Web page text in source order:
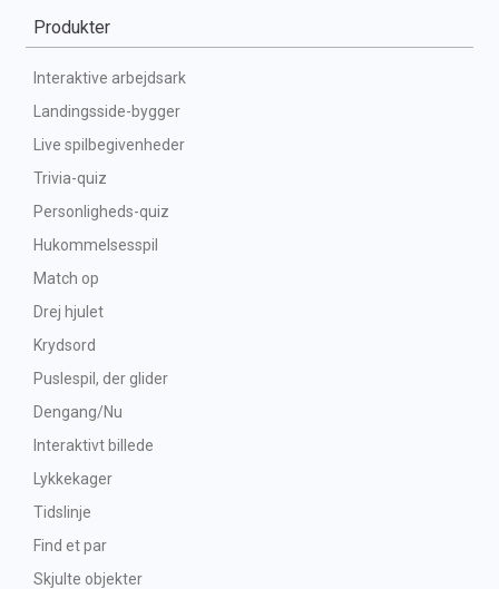
Produkter
Interaktive arbejdsark
Landingsside-bygger
Live spilbegivenheder
Trivia-quiz
Personligheds-quiz
Hukommelsesspil
Match op
Drej hjulet
Krydsord
Puslespil, der glider
Dengang/Nu
Interaktivt billede
Lykkekager
Tidslinje
Find et par
Skjulte objekter